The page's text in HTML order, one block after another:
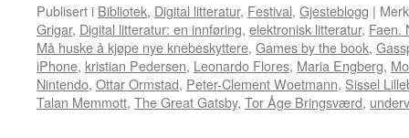
Publisert i Bibliotek, Digital litteratur, Festival, Gjesteblogg |
Grigar, Digital litteratur: en innføring, elektronisk litteratur, Faen.
Må huske å kjøpe nye knebeskyttere, Games by the book,
iPhone, kristian Pedersen, Leonardo Flores, Maria Engberg,
Nintendo, Ottar Ormstad, Peter-Clement Woetmann, Sissel
Talan Memmott, The Great Gatsby, Tor Åge Bringsværd,